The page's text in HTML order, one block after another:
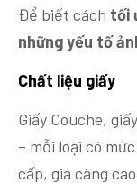
Để biết cách tối
những yếu tố
Chất liệu giấy
Giấy Couche,
– mỗi loại có
cấp, giá càng